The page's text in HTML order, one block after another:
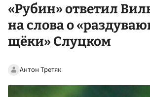
«Рубин» ответил
на слова о
щёки» Слуцком
Антон Третяк